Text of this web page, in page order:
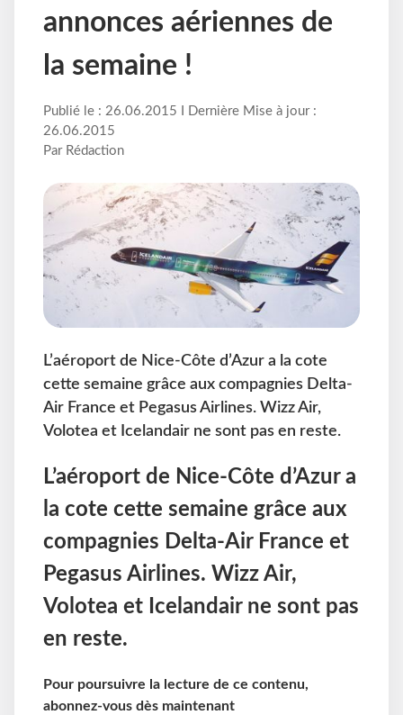
annonces aériennes de
la semaine !
Publié le : 26.06.2015 I Dernière Mise à jour :
26.06.2015
Par Rédaction
L’aéroport de Nice-Côte d’Azur a la cote
cette semaine grâce aux compagnies Delta-
Air France et Pegasus Airlines. Wizz Air,
Volotea et Icelandair ne sont pas en reste.
L’aéroport de Nice-Côte d’Azur a
la cote cette semaine grâce aux
compagnies Delta-Air France et
Pegasus Airlines. Wizz Air,
Volotea et Icelandair ne sont pas
en reste.
Pour poursuivre la lecture de ce contenu,
abonnez-vous dès maintenant